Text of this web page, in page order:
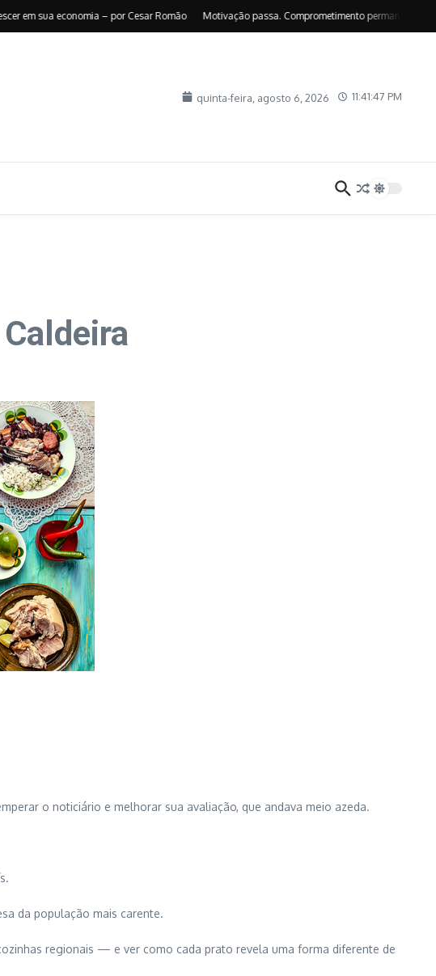
sua economia – por Cesar Romão Motivação passa. Comprometimento permanece – por
quinta-feira, agosto 6, 2026 11:41:48 PM
o noticiário e melhorar sua avaliação, que andava meio azeda.
da população mais carente.
regionais — e ver como cada prato revela uma forma diferente de